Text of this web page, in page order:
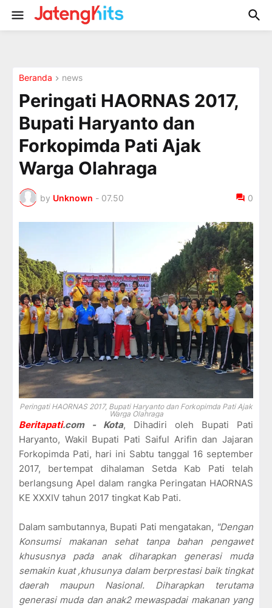
Beranda news
Peringati HAORNAS 2017,
Bupati Haryanto dan
Forkopimda Pati Ajak
Warga Olahraga
by Unknown - 07.50 0
Peringati HAORNAS 2017, Bupati Haryanto dan Forkopimda Pati Ajak
Warga Olahraga
Beritapati.com - Kota, Dihadiri oleh Bupati Pati
Haryanto, Wakil Bupati Pati Saiful Arifin dan Jajaran
Forkopimda Pati, hari ini Sabtu tanggal 16 september
2017, bertempat dihalaman Setda Kab Pati telah
berlangsung Apel dalam rangka Peringatan HAORNAS
KE XXXIV tahun 2017 tingkat Kab Pati.
Dalam sambutannya, Bupati Pati mengatakan, "Dengan
Konsumsi makanan sehat tanpa bahan pengawet
khususnya pada anak diharapkan generasi muda
semakin kuat ,khusunya dalam berprestasi baik tingkat
daerah maupun Nasional. Diharapkan terutama
generasi muda dan anak2 mewaspadai makanan yang